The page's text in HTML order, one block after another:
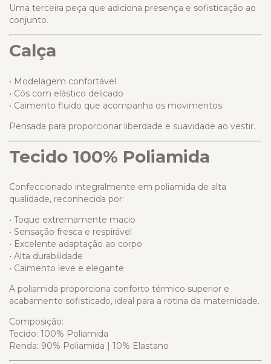
Uma terceira peça que adiciona presença e sofisticação ao
conjunto.
Calça
• Modelagem confortável
• Cós com elástico delicado
• Caimento fluido que acompanha os movimentos
Pensada para proporcionar liberdade e suavidade ao vestir.
Tecido 100% Poliamida
Confeccionado integralmente em poliamida de alta
qualidade, reconhecida por:
• Toque extremamente macio
• Sensação fresca e respirável
• Excelente adaptação ao corpo
• Alta durabilidade
• Caimento leve e elegante
A poliamida proporciona conforto térmico superior e
acabamento sofisticado, ideal para a rotina da maternidade.
Composição:
Tecido: 100% Poliamida
Renda: 90% Poliamida | 10% Elastano